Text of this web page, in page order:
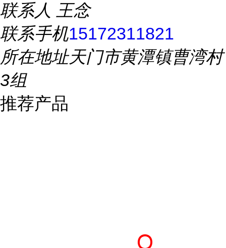
联系人 王念
联系手机15172311821
所在地址天门市黄潭镇曹湾村
3组
推荐产品